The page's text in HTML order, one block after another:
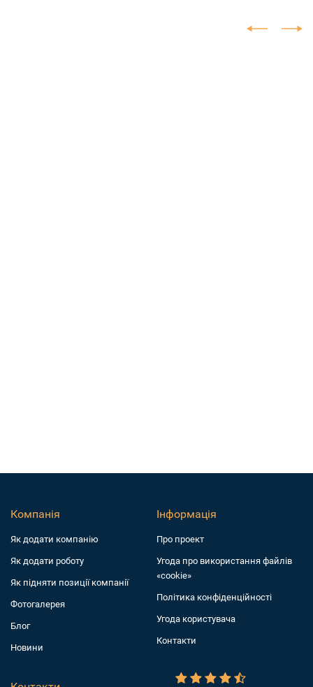
Компанія
Як додати компанiю
Як додати роботу
Як підняти позиції компанії
Фотогалерея
Блог
Новини
Інформація
Про проект
Угода про використання файлів
«cookie»
Політика конфіденційності
Угода користувача
Контакти